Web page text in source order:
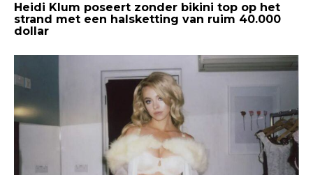
Heidi Klum poseert zonder bikini top op het
strand met een halsketting van ruim 40.000
dollar